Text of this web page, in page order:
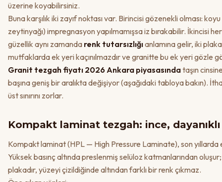
üzerine koyabilirsiniz.
Buna karşılık iki zayıf noktası var. Birincisi gözenekli olması:
zeytinyağı) impregnasyon yapılmamışsa iz bırakabilir. İkincisi
güzellik aynı zamanda renk tutarsızlığıanlamına gelir, iki
mutfaklarda ek yeri kaçınılmazdır ve granitte bu ek yeri gözle
Granit tezgah fiyatı 2026 Ankara piyasasındataşın
başına geniş bir aralıkta değişiyor (aşağıdaki tabloya bakın).
üst sınırını zorlar.
Kompakt laminat tezgah: ince,
Kompakt laminat (HPL — High Pressure Laminate), son
Yüksek basınç altında preslenmiş selüloz katmanlarından
plakadır, yüzeyi çizildiğinde altından farklı bir renk çıkmaz.